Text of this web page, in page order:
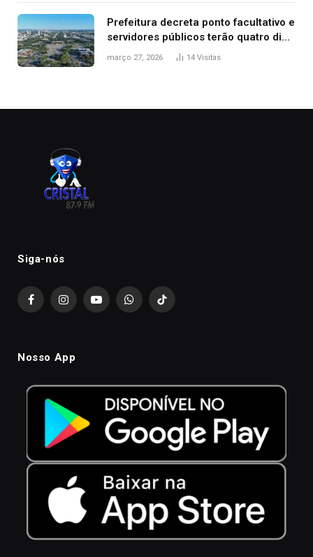
Prefeitura decreta ponto facultativo e
servidores públicos terão quatro dias
de folga na Semana Santa
março 27, 2026 14 Visitas
Siga-nós
FacebookInstagramYouTubeWhatsAppTikTok
Nosso App